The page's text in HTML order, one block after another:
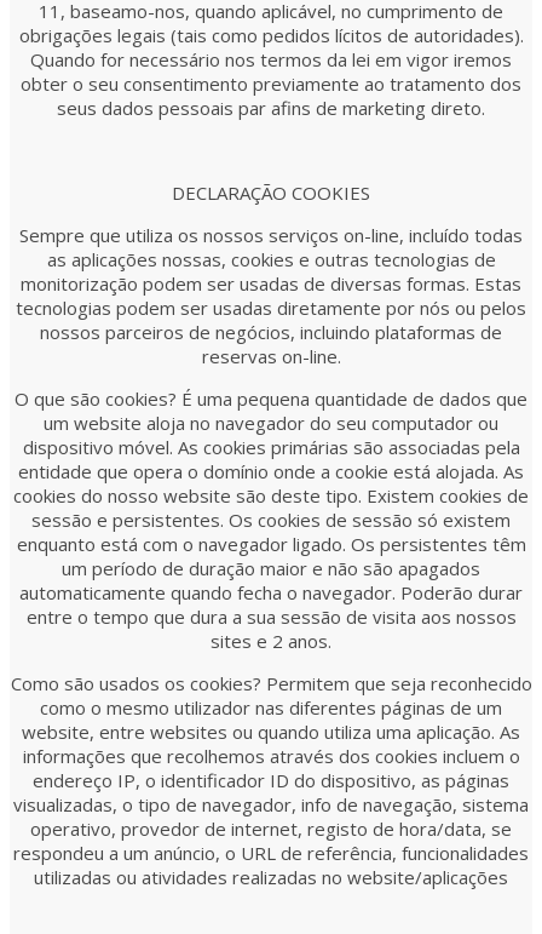
11, baseamo-nos, quando aplicável, no cumprimento de
obrigações legais (tais como pedidos lícitos de autoridades).
Quando for necessário nos termos da lei em vigor iremos
obter o seu consentimento previamente ao tratamento dos
seus dados pessoais par afins de marketing direto.
DECLARAÇÃO COOKIES
Sempre que utiliza os nossos serviços on-line, incluído todas
as aplicações nossas, cookies e outras tecnologias de
monitorização podem ser usadas de diversas formas. Estas
tecnologias podem ser usadas diretamente por nós ou pelos
nossos parceiros de negócios, incluindo plataformas de
reservas on-line.
O que são cookies? É uma pequena quantidade de dados que
um website aloja no navegador do seu computador ou
dispositivo móvel. As cookies primárias são associadas pela
entidade que opera o domínio onde a cookie está alojada. As
cookies do nosso website são deste tipo. Existem cookies de
sessão e persistentes. Os cookies de sessão só existem
enquanto está com o navegador ligado. Os persistentes têm
um período de duração maior e não são apagados
automaticamente quando fecha o navegador. Poderão durar
entre o tempo que dura a sua sessão de visita aos nossos
sites e 2 anos.
Como são usados os cookies? Permitem que seja reconhecido
como o mesmo utilizador nas diferentes páginas de um
website, entre websites ou quando utiliza uma aplicação. As
informações que recolhemos através dos cookies incluem o
endereço IP, o identificador ID do dispositivo, as páginas
visualizadas, o tipo de navegador, info de navegação, sistema
operativo, provedor de internet, registo de hora/data, se
respondeu a um anúncio, o URL de referência, funcionalidades
utilizadas ou atividades realizadas no website/aplicações